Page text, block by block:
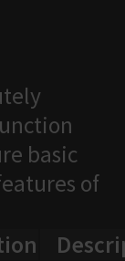
basic
of